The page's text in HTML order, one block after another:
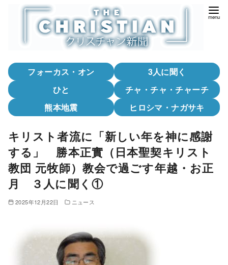
フォーカス・オン
3人に聞く
ひと
チャ・チャ・チャーチ
熊本地震
ヒロシマ・ナガサキ
キリスト者流に「新しい年を神に感謝
する」 勝本正實（日本聖契キリスト
教団 元牧師）教会で過ごす年越・お正
月 ３人に聞く①
2025年12月22日 ニュース